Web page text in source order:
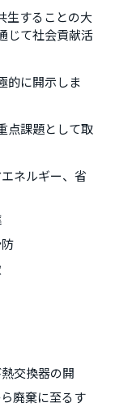
生することの大
じて社会貢献活
的に開示しま
点課題として取
ネルギー、省
交換器の開
廃棄に至るす